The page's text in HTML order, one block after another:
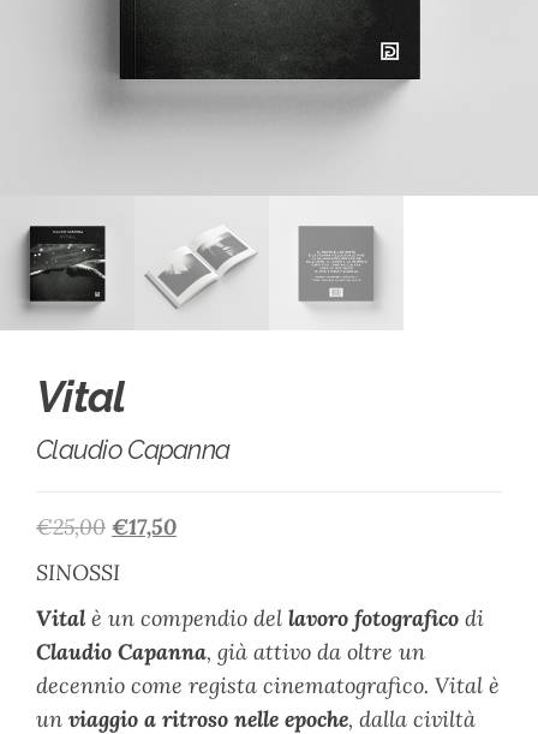
Vital
Claudio Capanna
€25,00 €17,50
SINOSSI
Vital è un compendio del lavoro fotografico di
Claudio Capanna, già attivo da oltre un
decennio come regista cinematografico. Vital è
un viaggio a ritroso nelle epoche, dalla civiltà